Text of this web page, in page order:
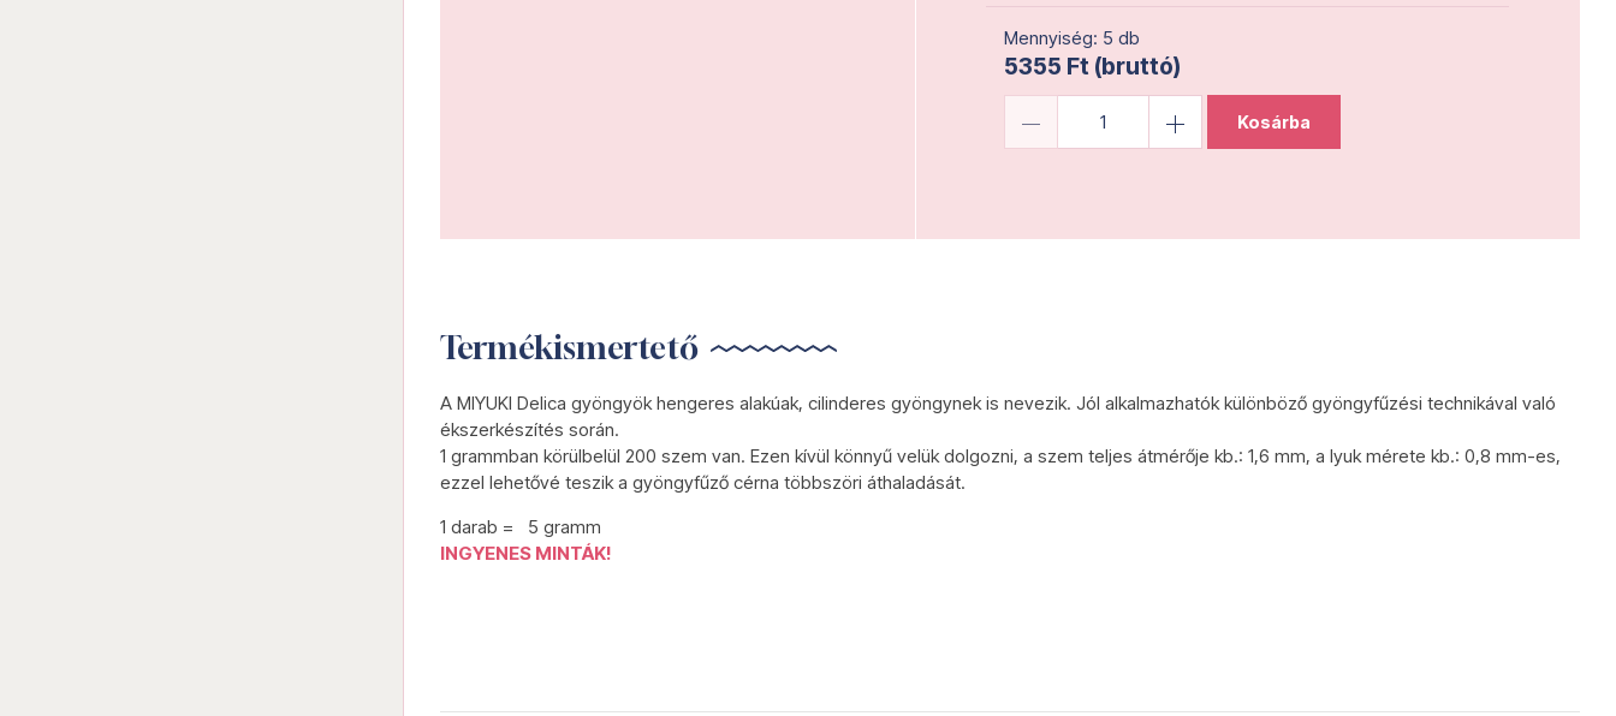
Mennyiség: 5 db
5355 Ft (bruttó)
Kosárba
Termékismertető
A MIYUKI Delica gyöngyök hengeres alakúak, cilinderes gyöngynek is nevezik. Jól alkalmazhatók különböző gyöngyfűzési technikával való
ékszerkészítés során.
1 grammban körülbelül 200 szem van. Ezen kívül könnyű velük dolgozni, a szem teljes átmérője kb.: 1,6 mm, a lyuk mérete kb.: 0,8 mm-es,
ezzel lehetővé teszik a gyöngyfűző cérna többszöri áthaladását.
1 darab = 5 gramm
INGYENES MINTÁK!